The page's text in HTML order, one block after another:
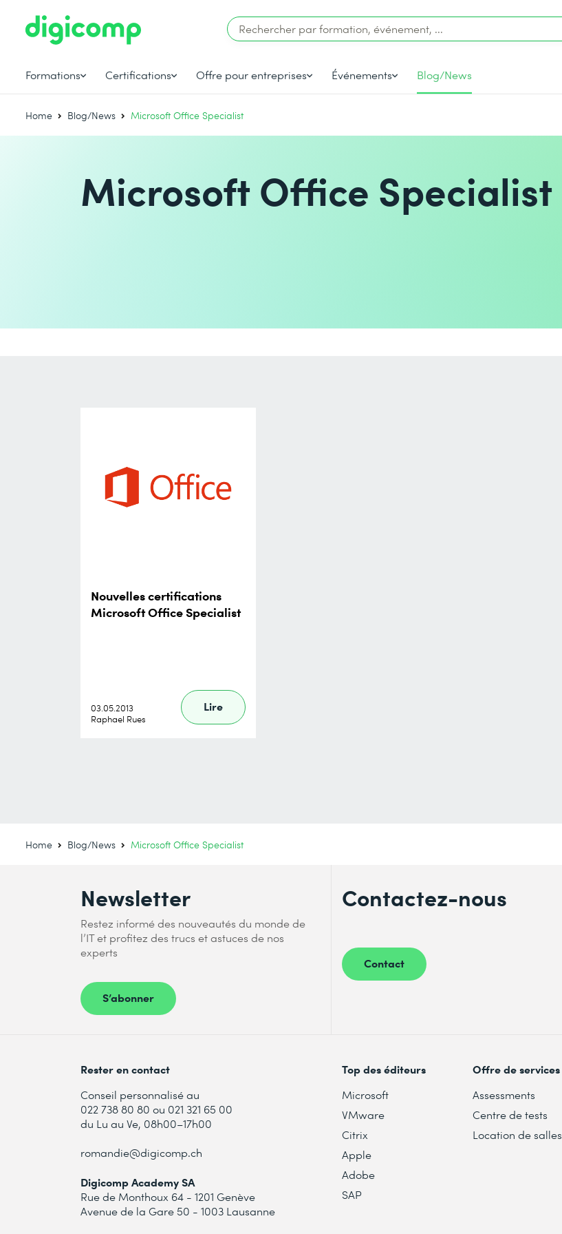
Formations Certifications Offre pour entreprises Événements Blog/News
Home Blog/News Microsoft Office Specialist
Microsoft Office Specialist
Nouvelles certifications
Microsoft Office Specialist
03.05.2013
Raphael Rues
Lire
Home Blog/News Microsoft Office Specialist
Newsletter
Restez informé des nouveautés du monde de
l’IT et profitez des trucs et astuces de nos
experts
S’abonner
Contactez-nous
Contact
Rester en contact
Conseil personnalisé au
022 738 80 80 ou 021 321 65 00
du Lu au Ve, 08h00–17h00
romandie@digicomp.ch
Digicomp Academy SA
Rue de Monthoux 64 - 1201 Genève
Avenue de la Gare 50 - 1003 Lausanne
Top des éditeurs
Microsoft
VMware
Citrix
Apple
Adobe
SAP
Offre de services
Assessments
Centre de tests
Location de salles